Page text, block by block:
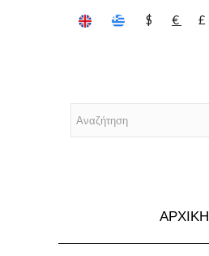
$ € £
ΑΡΧΙΚΉ